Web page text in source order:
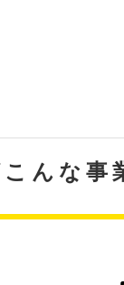
んな事